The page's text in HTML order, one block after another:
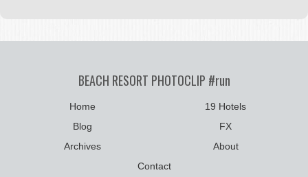
BEACH RESORT PHOTOCLIP #run
Home
19 Hotels
Blog
FX
Archives
About
Contact